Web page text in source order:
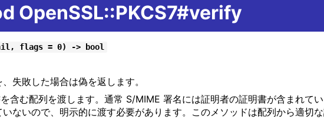
OpenSSL::PKCS7#verify
flags = 0) -> bool
失敗した場合は偽を返します。
含む配列を渡します。通常 S/MIME 署名には証明者の証明書が含まれてい
ないので、明示的に渡す必要があります。このメソッドは配列から適切